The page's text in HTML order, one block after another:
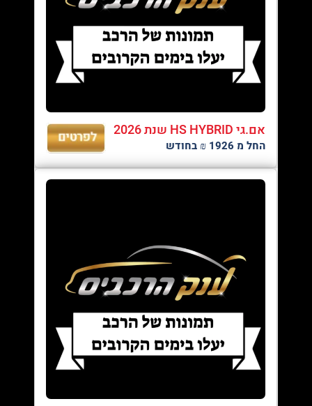
אם.גי HS HYBRID שנת 2026
החל מ 1926 ₪ בחודש